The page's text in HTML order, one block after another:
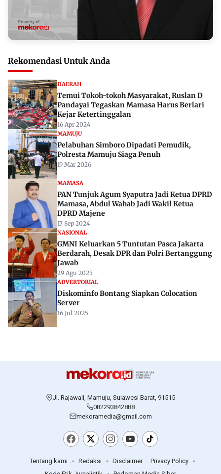
Rekomendasi Untuk Anda
DAERAH
Temui Tokoh-tokoh Masyarakat, Ruslan D
Pandayai Tegaskan Mamasa Harus Berlari
Kejar Ketertinggalan
16 Apr 2024
MAMUJU
Pelabuhan Simboro Dipadati Pemudik,
Polresta Mamuju Siaga Penuh
19 Mar 2026
MAMASA
PAN Tunjuk Agum Syaputra Jadi Ketua DPRD
Mamasa, Abdul Wahab Jadi Wakil Ketua
DPRD Majene
17 Sep 2024
NASIONAL
GMNI Keluarkan 5 Tuntutan Pasca Jakarta
Berdarah, Desak DPR dan Polri Bertanggung
Jawab
29 Agu 2025
ADVERTORIAL
Diskominfo Bontang Siapkan Colocation
Server
16 Jul 2025
Jl. Rajawali, Mamuju, Sulawesi Barat, 91515
082293842888
mekoramedia@gmail.com
Tentang kami Redaksi Disclaimer
Privacy Policy